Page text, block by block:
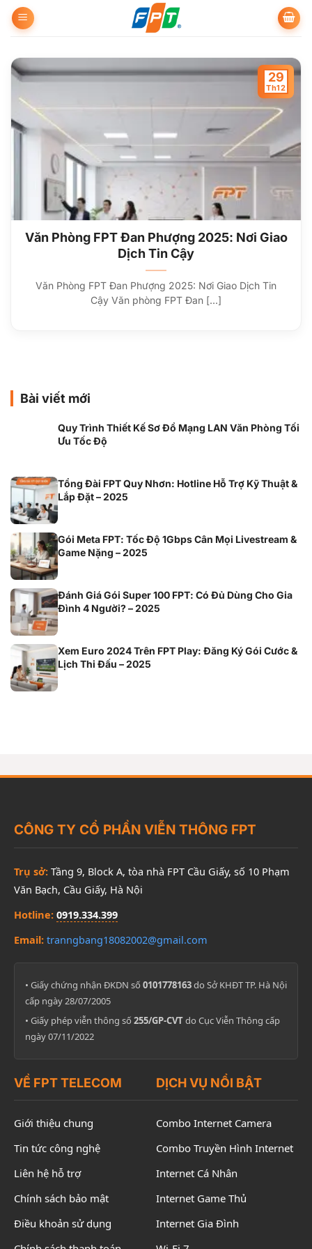
qua
dung
Văn Phòng FPT Đan Phượng 2025: Nơi Giao
Dịch Tin Cậy
Văn Phòng FPT Đan Phượng 2025: Nơi Giao Dịch Tin
Cậy Văn phòng FPT Đan [...]
29
Th12
Bài viết mới
Quy Trình Thiết Kế Sơ Đồ Mạng LAN Văn Phòng Tối
Ưu Tốc Độ
Tổng Đài FPT Quy Nhơn: Hotline Hỗ Trợ Kỹ Thuật &
Lắp Đặt – 2025
Gói Meta FPT: Tốc Độ 1Gbps Cân Mọi Livestream &
Game Nặng – 2025
Đánh Giá Gói Super 100 FPT: Có Đủ Dùng Cho Gia
Đình 4 Người? – 2025
Xem Euro 2024 Trên FPT Play: Đăng Ký Gói Cước &
Lịch Thi Đấu – 2025
CÔNG TY CỔ PHẦN VIỄN THÔNG FPT
Trụ sở: Tầng 9, Block A, tòa nhà FPT Cầu Giấy, số 10 Phạm
Văn Bạch, Cầu Giấy, Hà Nội
Hotline: 0919.334.399
Email: tranngbang18082002@gmail.com
• Giấy chứng nhận ĐKDN số 0101778163do Sở KHĐT TP. Hà Nội
cấp ngày 28/07/2005
• Giấy phép viễn thông số 255/GP-CVTdo Cục Viễn Thông cấp
ngày 07/11/2022
VỀ FPT TELECOM
Giới thiệu chung
Tin tức công nghệ
Liên hệ hỗ trợ
Chính sách bảo mật
Điều khoản sử dụng
DỊCH VỤ NỔI BẬT
Combo Internet Camera
Combo Truyền Hình Internet
Internet Cá Nhân
Internet Game Thủ
Internet Gia Đình